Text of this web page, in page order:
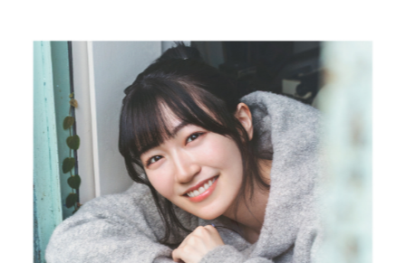
CHARACTER
STAFF&CAST
MUSIC
Blu-ray
MOVIE